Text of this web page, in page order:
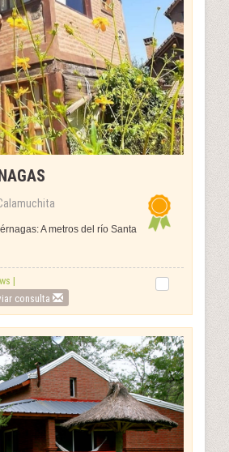
A metros del río Santa
|
consulta